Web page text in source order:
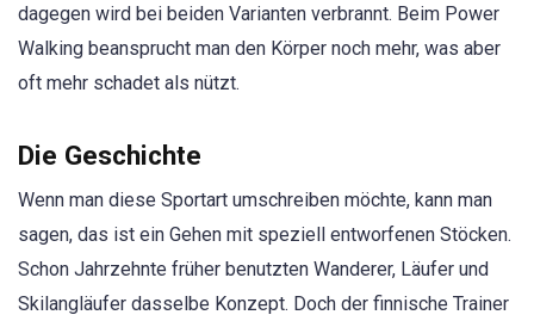
dagegen wird bei beiden Varianten verbrannt. Beim Power
Walking beansprucht man den Körper noch mehr, was aber
oft mehr schadet als nützt.
Die Geschichte
Wenn man diese Sportart umschreiben möchte, kann man
sagen, das ist ein Gehen mit speziell entworfenen Stöcken.
Schon Jahrzehnte früher benutzten Wanderer, Läufer und
Skilangläufer dasselbe Konzept. Doch der finnische Trainer